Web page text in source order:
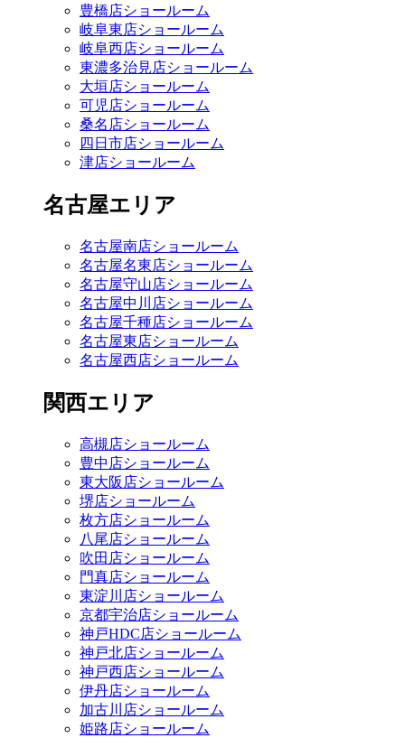
豊橋店ショールーム
岐阜東店ショールーム
岐阜西店ショールーム
東濃多治見店ショールーム
大垣店ショールーム
可児店ショールーム
桑名店ショールーム
四日市店ショールーム
津店ショールーム
名古屋エリア
名古屋南店ショールーム
名古屋名東店ショールーム
名古屋守山店ショールーム
名古屋中川店ショールーム
名古屋千種店ショールーム
名古屋東店ショールーム
名古屋西店ショールーム
関西エリア
高槻店ショールーム
豊中店ショールーム
東大阪店ショールーム
堺店ショールーム
枚方店ショールーム
八尾店ショールーム
吹田店ショールーム
門真店ショールーム
東淀川店ショールーム
京都宇治店ショールーム
神戸HDC店ショールーム
神戸北店ショールーム
神戸西店ショールーム
伊丹店ショールーム
加古川店ショールーム
姫路店ショールーム